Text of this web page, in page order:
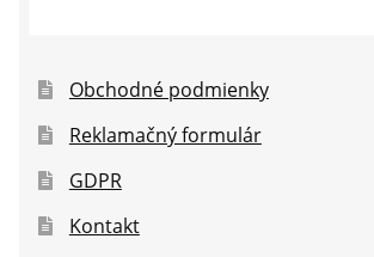
Obchodné podmienky
Reklamačný formulár
GDPR
Kontakt